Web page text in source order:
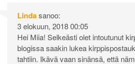
Lindasanoo:
3 elokuun, 2018 00:05
Hei Miia! Selkeästi olet intoutunut
blogissa saakin lukea
tahtiin. Ikävä vaan sinänsä, että